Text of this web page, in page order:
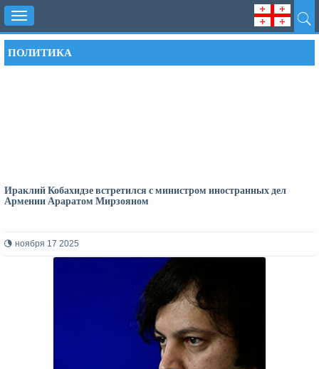
Toggle
navigation
ПОЛИТИКА
Ираклий Кобахидзе встретился с министром иностранных дел
Армении Араратом Мирзояном
ноября 17 2025